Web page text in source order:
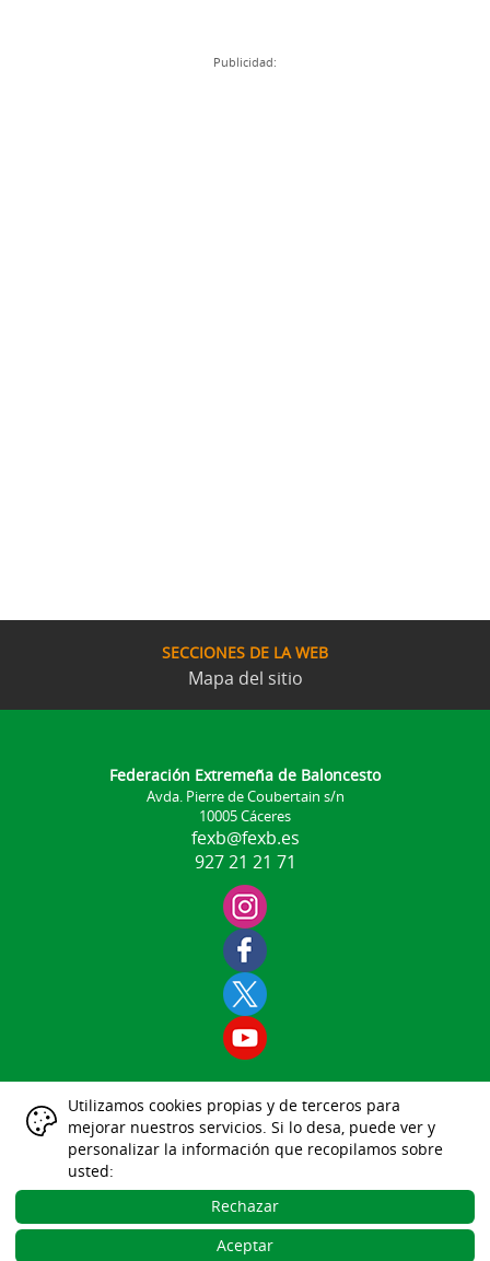
Publicidad:
SECCIONES DE LA WEB
Mapa del sitio
Federación Extremeña de Baloncesto
Avda. Pierre de Coubertain s/n
10005 Cáceres
fexb@fexb.es
927 21 21 71
Aviso Legal
|
Datos Identificativos
||
Política de Cookies
|
Gestión de las Cookies
|
Desarrollo Web Gesdeportiva
Utilizamos cookies propias y de terceros para
mejorar nuestros servicios. Si lo desa, puede ver y
personalizar la información que recopilamos sobre
usted:
Rechazar
Aceptar